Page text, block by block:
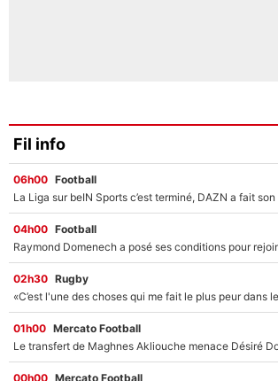
Fil info
06h00 Football
04h00 Football
02h30 Rugby
01h00 Mercato Football
00h00 Mercato Football